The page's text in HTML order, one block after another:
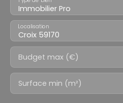
Immobilier Pro
Croix 59170
Localisation
Budget max (€)
Surface min (m²)